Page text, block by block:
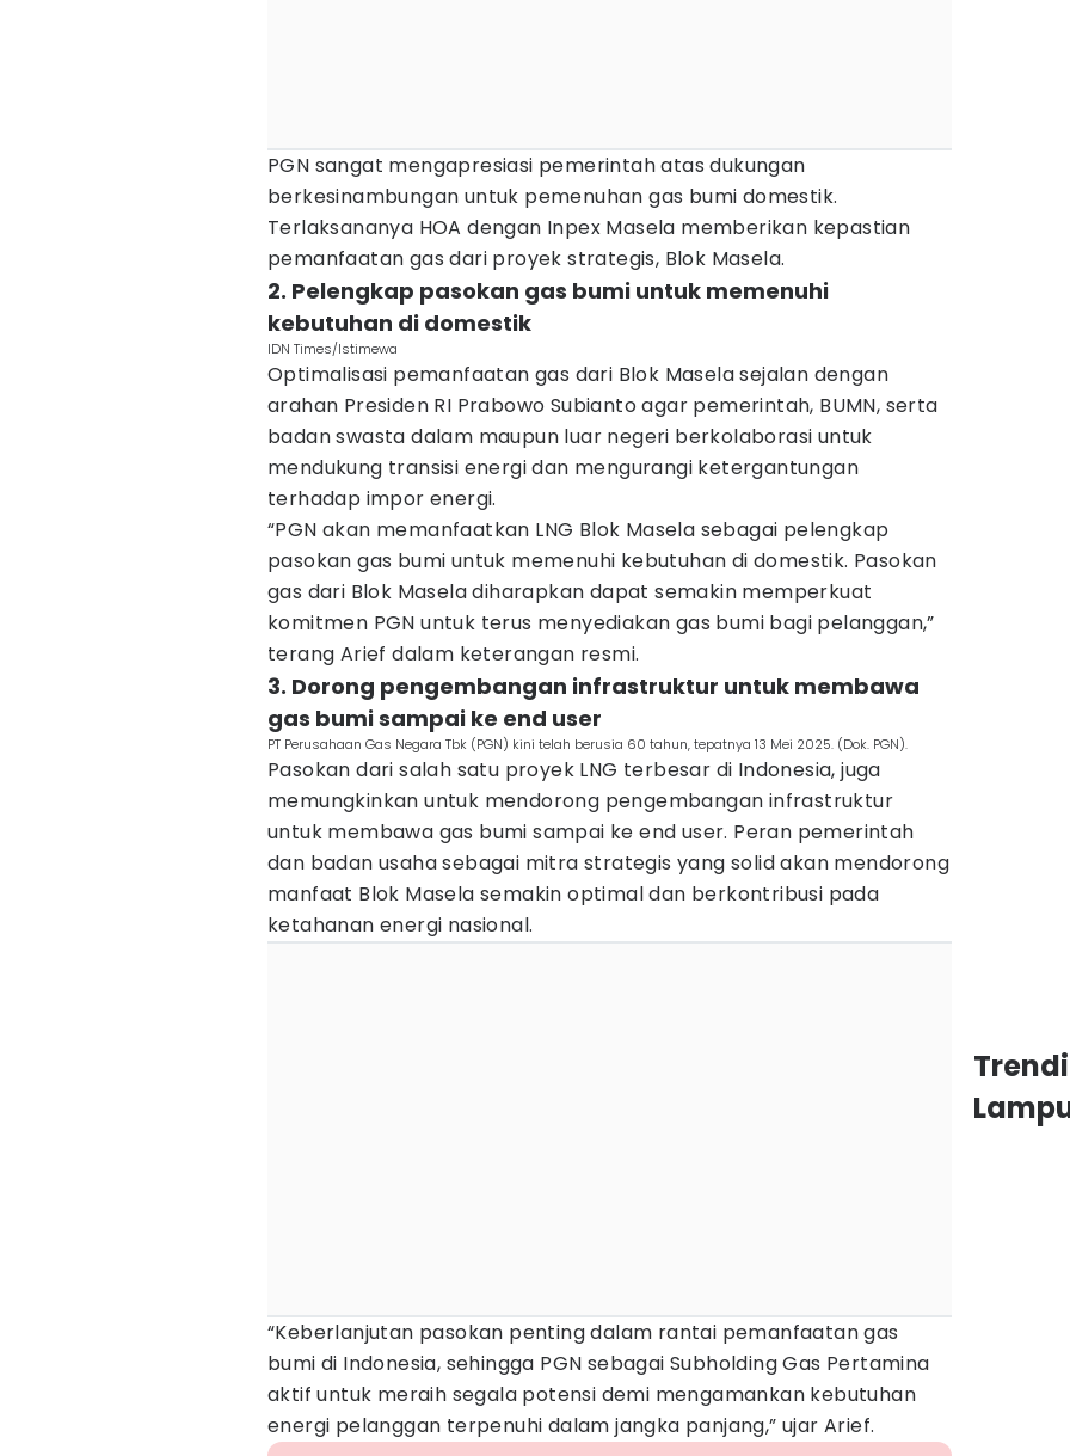
PGN sangat mengapresiasi pemerintah atas dukungan
berkesinambungan untuk pemenuhan gas bumi domestik.
Terlaksananya HOA dengan Inpex Masela memberikan kepastian
pemanfaatan gas dari proyek strategis, Blok Masela.
2. Pelengkap pasokan gas bumi untuk memenuhi
kebutuhan di domestik
IDN Times/Istimewa
Optimalisasi pemanfaatan gas dari Blok Masela sejalan dengan
arahan Presiden RI Prabowo Subianto agar pemerintah, BUMN, serta
badan swasta dalam maupun luar negeri berkolaborasi untuk
mendukung transisi energi dan mengurangi ketergantungan
terhadap impor energi.
“PGN akan memanfaatkan LNG Blok Masela sebagai pelengkap
pasokan gas bumi untuk memenuhi kebutuhan di domestik. Pasokan
gas dari Blok Masela diharapkan dapat semakin memperkuat
komitmen PGN untuk terus menyediakan gas bumi bagi pelanggan,”
terang Arief dalam keterangan resmi.
3. Dorong pengembangan infrastruktur untuk membawa
gas bumi sampai ke end user
PT Perusahaan Gas Negara Tbk (PGN) kini telah berusia 60 tahun, tepatnya 13 Mei 2025. (Dok. PGN).
Pasokan dari salah satu proyek LNG terbesar di Indonesia, juga
memungkinkan untuk mendorong pengembangan infrastruktur
untuk membawa gas bumi sampai ke end user. Peran pemerintah
dan badan usaha sebagai mitra strategis yang solid akan mendorong
manfaat Blok Masela semakin optimal dan berkontribusi pada
ketahanan energi nasional.
“Keberlanjutan pasokan penting dalam rantai pemanfaatan gas
bumi di Indonesia, sehingga PGN sebagai Subholding Gas Pertamina
aktif untuk meraih segala potensi demi mengamankan kebutuhan
energi pelanggan terpenuhi dalam jangka panjang,” ujar Arief.